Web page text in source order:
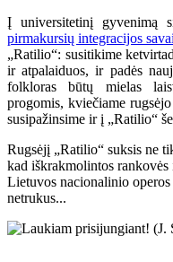
Į universitetinį gyvenimą
pirmakursių integracijos
„Ratilio“: susitikime
ir atpalaiduos, ir padės
folkloras būtų mielas
progomis, kviečiame
susipažinsime ir į „Ratilio“
Rugsėjį „Ratilio“ suksis ne
kad iškrakmolintos
Lietuvos nacionalinio
netrukus...